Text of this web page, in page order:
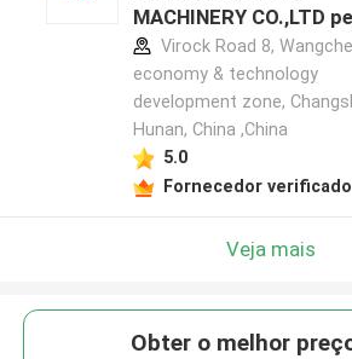
MACHINERY CO.,LTD
fabricante
Virock Road 8,
economy & technology
development zone,
Hunan, China ,China
5.0
Fornecedor verificado
Veja mais
Obter o melhor